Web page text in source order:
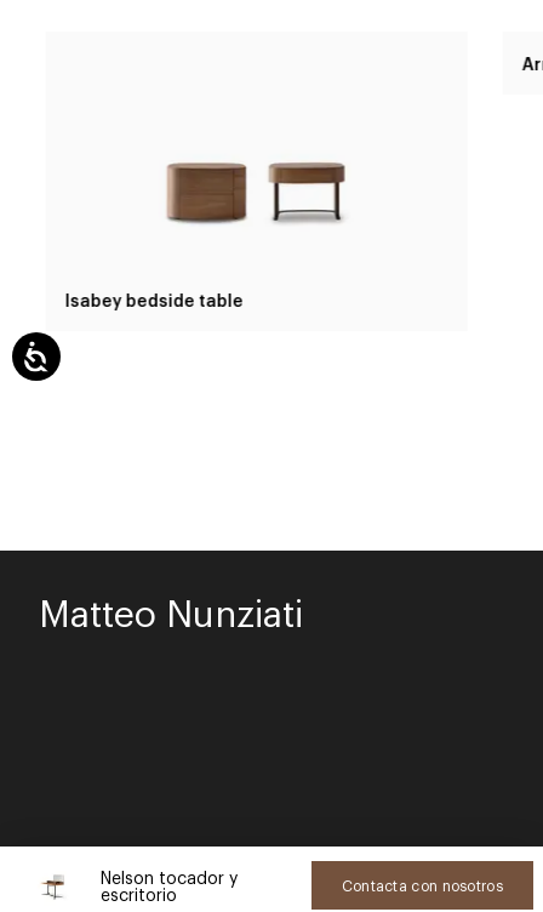
Isabey bedside table
Matteo Nunziati
Nelson tocador y
escritorio Contacta con nosotros